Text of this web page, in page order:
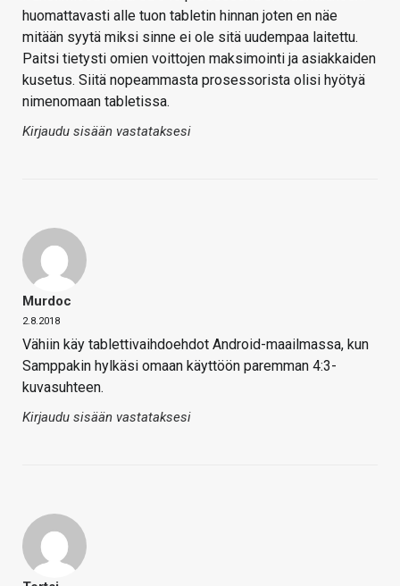
huomattavasti alle tuon tabletin hinnan joten en näe
mitään syytä miksi sinne ei ole sitä uudempaa laitettu.
Paitsi tietysti omien voittojen maksimointi ja asiakkaiden
kusetus. Siitä nopeammasta prosessorista olisi hyötyä
nimenomaan tabletissa.
Kirjaudu sisään vastataksesi
Murdoc
2.8.2018
Vähiin käy tablettivaihdoehdot Android-maailmassa, kun
Samppakin hylkäsi omaan käyttöön paremman 4:3-
kuvasuhteen.
Kirjaudu sisään vastataksesi